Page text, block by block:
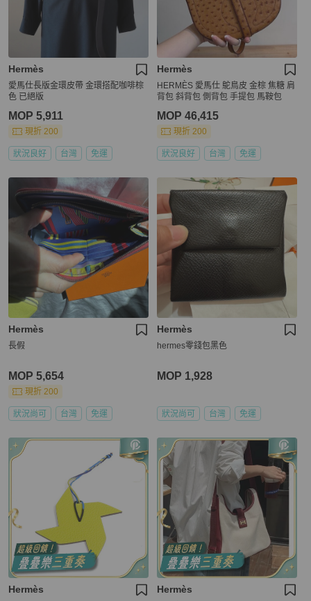
Hermès
愛馬仕長版金環皮帶 金環搭配咖啡棕
色 已絕版
MOP 5,911
現折 200
狀況良好 台灣 免運
Hermès
HERMÈS 愛馬仕 鴕鳥皮 金棕 焦糖 肩
背包 斜背包 側背包 手提包 馬鞍包
MOP 46,415
現折 200
狀況良好 台灣 免運
Hermès
長假
MOP 5,654
現折 200
狀況尚可 台灣 免運
Hermès
hermes零錢包黑色
MOP 1,928
狀況尚可 台灣 免運
Hermès Hermès